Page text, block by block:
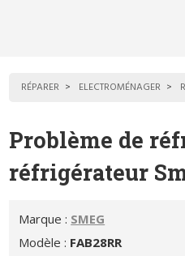
RÉPARER ELECTROMÉNAGER
Problème de
réfrigérateur
Marque : SMEG
Modèle : FAB28RR